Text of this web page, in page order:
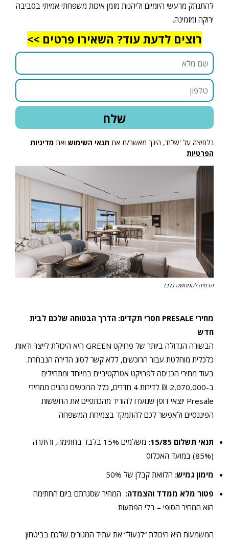
להתנתק מרעשי היומיום וליהנות מזמן איכות משפחתי אמיתי בסביבה
ירוקה ומזמינה.
רוצים לדעת עוד? השאירו פרטים >>
בלחיצה על 'שלח', הינך מאשר/ת את תנאי השימוש ואת מדיניות
הפרטיות
הדמיה להמחשה בלבד
מחירי PRESALE חסרי תקדים: הדרך הבטוחה שלכם לבית
חדש
הבשורה הגדולה ביותר של פרויקט GREEN היא היכולת לייצר ודאות
כלכלית מוחלטת עבור הרוכשים, ללא קשר לסוג הדירה הנבחרת.
בעוד מחירי הכניסה לפרויקט אטרקטיביים במיוחד ומתחילים
ב-2,070,000 ₪ לדירות 4 חדרים
, כלל הרוכשים נהנים ממחירי
Presale יוצאי דופן שנועדו להוריד מהכתפיים את החששות
הפיננסיים ולאפשר לכם להתמקד בצמיחת המשפחה:
תנאי תשלום 15/85:
משלמים 15% בלבד בחתימה, והיתרה
(85%) במועד האכלוס
מימון גמיש: הלוואת קבלן של 50%
פטור מלא ממדד והצמדה: המחיר שסגרתם ביום החתימה
הוא המחיר הסופי – בלי הפתעות
המשמעות היא היכולת “לנעול” את עתיד המגורים שלכם בביטחון